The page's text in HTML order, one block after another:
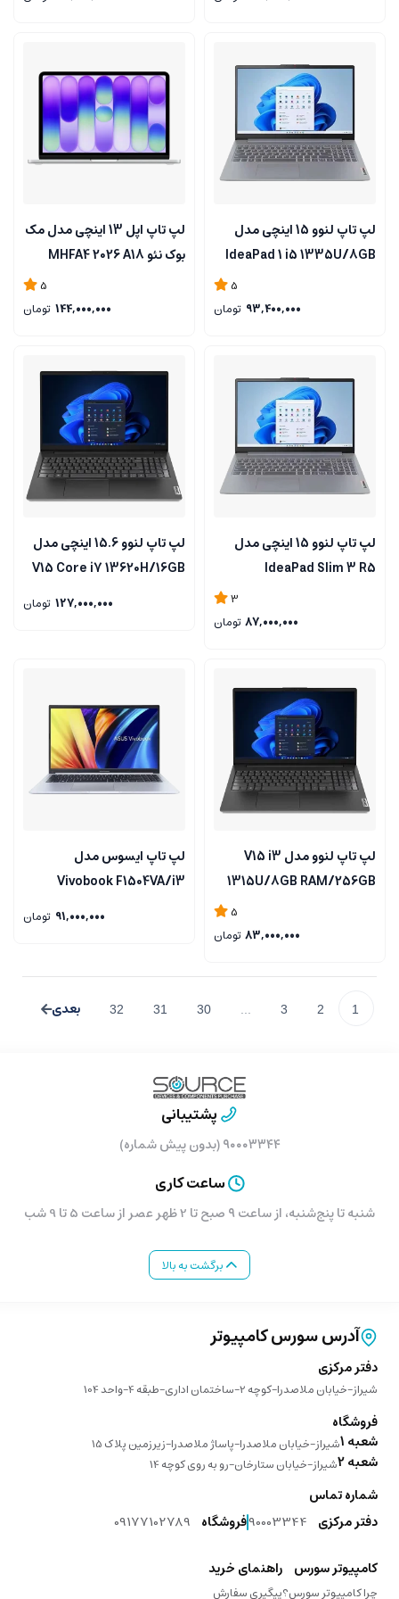
لپ تاپ لنوو 15 اینچی مدل
IdeaPad 1 i5 1335U/8GB
5
93,400,000 تومان
لپ تاپ اپل 13 اینچی مدل مک
بوک نئو MHFA4 2026 A18
5
144,000,000 تومان
لپ تاپ لنوو 15 اینچی مدل
IdeaPad Slim 3 R5
5625U/8GB RAM/ 512GB
SSD/Radeon 610M
3
87,000,000 تومان
لپ تاپ لنوو 15.6 اینچی مدل
V15 Core i7 13620H/16GB
127,000,000 تومان
لپ تاپ لنوو مدل V15 i3
1315U/8GB RAM/256GB
5
83,000,000 تومان
لپ تاپ ایسوس مدل
Vivobook F1504VA/i3
91,000,000 تومان
2
3
30
31
32
پشتیبانی
۹۰۰۰۳۳۴۴ (بدون پیش شماره)
ساعت کاری
شنبه تا پنج‌شنبه، از ساعت ۹ صبح تا 2 ظهر عصر از ساعت 5 تا 9 شب
برگشت به بالا
آدرس سورس کامپیوتر
دفتر مرکزی
شیراز-خیابان ملاصدرا-کوچه 2-ساختمان اداری-طبقه 4-واحد 104
فروشگاه
شعبه 1 شیراز-خیابان ملاصدرا-پاساژ ملاصدرا-زیرزمین پلاک 15
شعبه 2 شیراز-خیابان ستارخان-رو به روی کوچه 14
شماره تماس
دفتر مرکزی
90003344فروشگاه 09177102789
کامپیوتر سورس
چرا کامپیوتر سورس؟
راهنمای خرید
پیگیری سفارش